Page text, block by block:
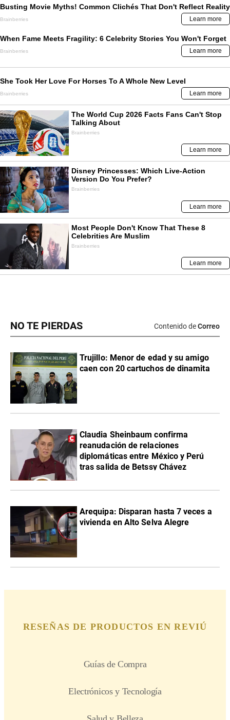
NO TE PIERDAS Contenido deCorreo
Trujillo: Menor de edad y su amigo
caen con 20 cartuchos de dinamita
Claudia Sheinbaum confirma
reanudación de relaciones
diplomáticas entre México y Perú
tras salida de Betssy Chávez
Arequipa: Disparan hasta 7 veces a
vivienda en Alto Selva Alegre